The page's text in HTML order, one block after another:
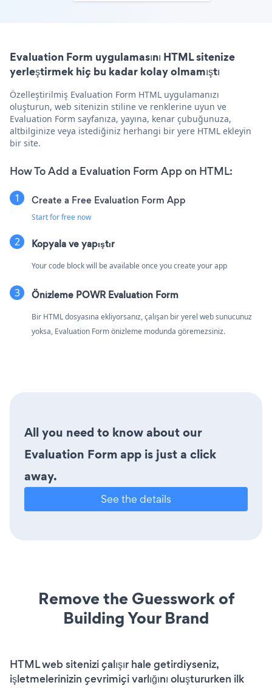
Evaluation Form uygulamasını HTML sitenize
yerleştirmek hiç bu kadar kolay olmamıştı
Özelleştirilmiş Evaluation Form HTML uygulamanızı
oluşturun, web sitenizin stiline ve renklerine uyun ve
Evaluation Form sayfanıza, yayına, kenar çubuğunuza,
altbilginize veya istediğiniz herhangi bir yere HTML ekleyin
bir site.
How To Add a Evaluation Form App on HTML:
Create a Free Evaluation Form App
Start for free now
Kopyala ve yapıştır
Your code block will be available once you create your app
Önizleme POWR Evaluation Form
Bir HTML dosyasına ekliyorsanız, çalışan bir yerel web sunucunuz
yoksa, Evaluation Form önizleme modunda göremezsiniz.
All you need to know about our
Evaluation Form app is just a click
away.
See the details
Remove the Guesswork of
Building Your Brand
HTML web sitenizi çalışır hale getirdiyseniz,
işletmelerinizin çevrimiçi varlığını oluştururken ilk